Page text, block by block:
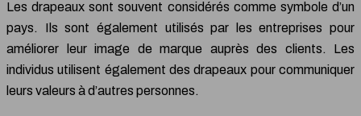
Les drapeaux sont souvent considérés comme symbole d’un
pays. Ils sont également utilisés par les entreprises pour
améliorer leur image de marque auprès des clients. Les
individus utilisent également des drapeaux pour communiquer
leurs valeurs à d’autres personnes.